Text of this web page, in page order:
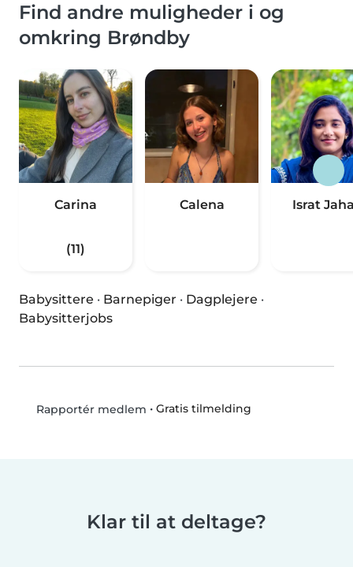
Find andre muligheder i og
omkring Brøndby
Carina
(11)
Calena Israt
Babysittere · Barnepiger · Dagplejere ·
Babysitterjobs
Rapportér medlem • Gratis tilmelding
Klar til at deltage?